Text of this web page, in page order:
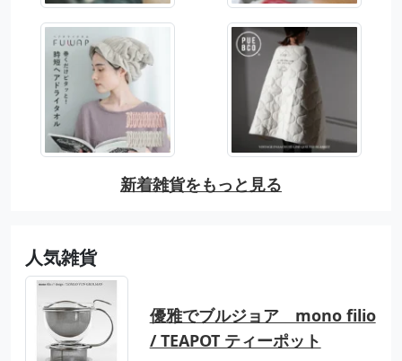
新着雑貨をもっと見る
人気雑貨
優雅でブルジョア mono filio
/ TEAPOT ティーポット